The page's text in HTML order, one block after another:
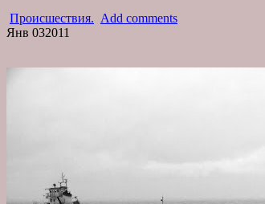
Происшествия. Add comments
Янв 032011